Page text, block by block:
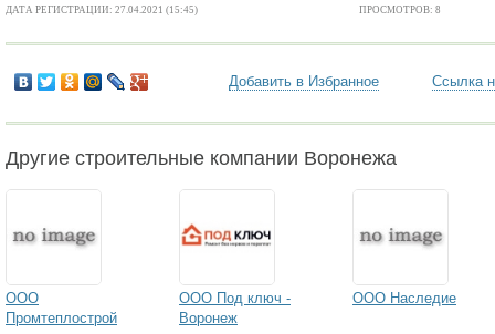
ДАТА РЕГИСТРАЦИИ: 27.04.2021 (15:45) ПРОСМОТРОВ: 8
Добавить в Избранное Ссылка
Другие строительные компании Воронежа
ООО
Промтеплострой
ООО Под ключ -
Воронеж
ООО Наследие